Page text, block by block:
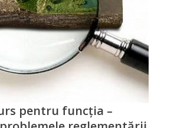
pentru funcția –